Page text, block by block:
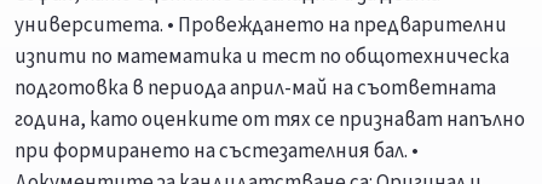
университета. • Провеждането на предварителни
изпити по математика и тест по общотехническа
подготовка в периода април-май на съответната
година, като оценките от тях се признават напълно
при формирането на състезателния бал. •